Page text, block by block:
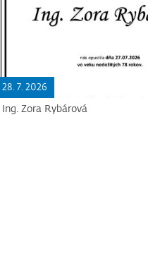
28. 7. 2026
Ing. Zora Rybárová